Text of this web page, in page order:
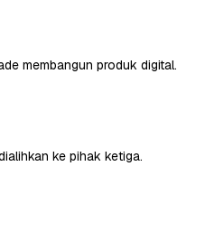
membangun produk digital.
ke pihak ketiga.